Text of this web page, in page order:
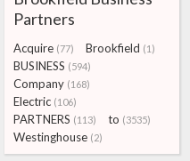
Partners
Acquire (77) Brookfield (1)
BUSINESS (594)
Company (168)
Electric (106)
PARTNERS (113) to (3535)
Westinghouse (2)